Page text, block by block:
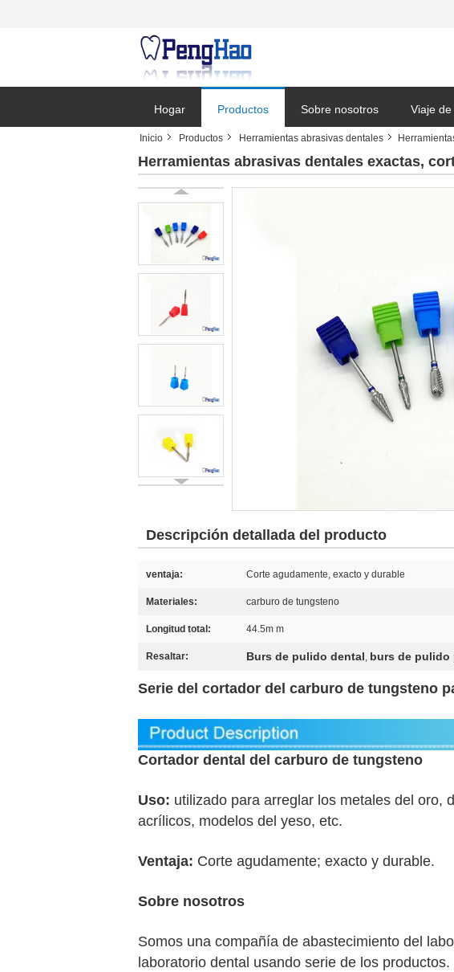
Hogar Productos Sobre nosotros Viaje
Solicitar una cotización
Inicio Productos Herramientas abrasivas dentales
Herramientas abrasivas dentales exactas,
Descripción detallada del producto
ventaja: Corte agudamente, exacto y durable
Materiales: carburo de tungsteno
Longitud total: 44.5m m
Resaltar: Burs de pulido dental, burs de pulido
Serie del cortador del carburo de tungsteno
Cortador dental del carburo de tungsteno
Uso: utilizado para arreglar los metales del oro,
acrílicos, modelos del yeso, etc.
Ventaja: Corte agudamente; exacto y durable.
Sobre nosotros
Somos una compañía de abastecimiento del
laboratorio dental usando serie de los